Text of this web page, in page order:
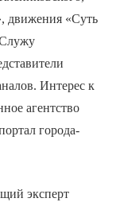
движения «Суть
Интерес к
агентство
города-
эксперт